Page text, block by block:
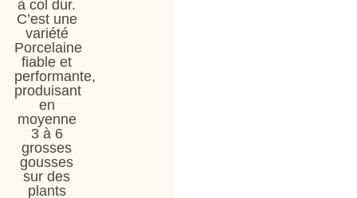
à col dur.
C’est une
variété
Porcelaine
fiable et
performante,
produisant
en
moyenne
3 à 6
grosses
gousses
sur des
plants